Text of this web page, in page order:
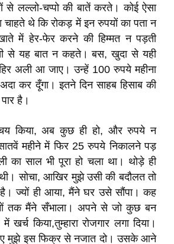
से लल्लो-चप्पो की बातें करते। कोई ऐसा
चाहते थे कि रोकड़ में इन रुपयों का पता न
में हेर-फेर करने की हिम्मत न पड़ती
से यह बात न कहते। बस, खुदा से यही
अली आ जाए। उन्हें 100 रुपये महीना
कर दूँगा। इतने दिन साहब हिसाब की
है।
किया, अब कुछ ही हो, और रुपये न
महीने में फिर 25 रुपये निकालने पड़
का साल भी पूरा हो चला था। थोड़े ही
सोचा, आखिर मुझे उसी की बदौलत तो
है। ज्यों ही आया, मैंने घर उसे सौंपा। कह
तक मैंने सँभाला। अपने से जो कुछ बन
में खर्च किया,तुम्हारा रोजगार लगा दिया।
मुझे इस फिक्र से नजात दो। उसके आने